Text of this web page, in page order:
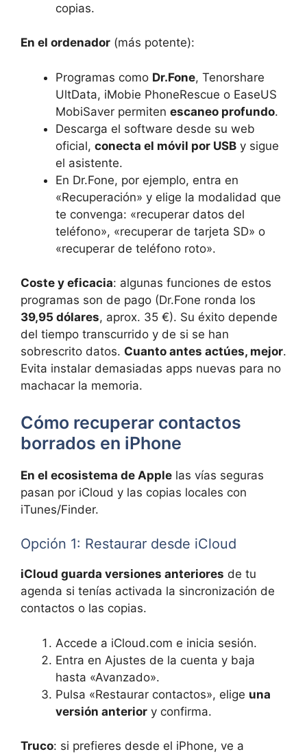
copias.
En el ordenador (más potente):
Programas como Dr.Fone, Tenorshare
UltData, iMobie PhoneRescue o EaseUS
MobiSaver permiten escaneo profundo.
Descarga el software desde su web
oficial, conecta el móvil por USB y sigue
el asistente.
En Dr.Fone, por ejemplo, entra en
«Recuperación» y elige la modalidad que
te convenga: «recuperar datos del
teléfono», «recuperar de tarjeta SD» o
«recuperar de teléfono roto».
Coste y eficacia: algunas funciones de estos
programas son de pago (Dr.Fone ronda los
39,95 dólares, aprox. 35 €). Su éxito depende
del tiempo transcurrido y de si se han
sobrescrito datos. Cuanto antes actúes, mejor.
Evita instalar demasiadas apps nuevas para no
machacar la memoria.
Cómo recuperar contactos
borrados en iPhone
En el ecosistema de Apple las vías seguras
pasan por iCloud y las copias locales con
iTunes/Finder.
Opción 1: Restaurar desde iCloud
iCloud guarda versiones anteriores de tu
agenda si tenías activada la sincronización de
contactos o las copias.
Accede a iCloud.com e inicia sesión.
Entra en Ajustes de la cuenta y baja
hasta «Avanzado».
Pulsa «Restaurar contactos», elige una
versión anterior y confirma.
Truco: si prefieres desde el iPhone, ve a